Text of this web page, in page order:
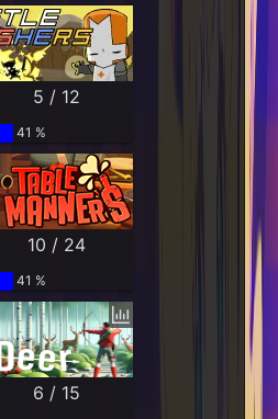
5 / 12
41 %
10 / 24
41 %
6 / 15